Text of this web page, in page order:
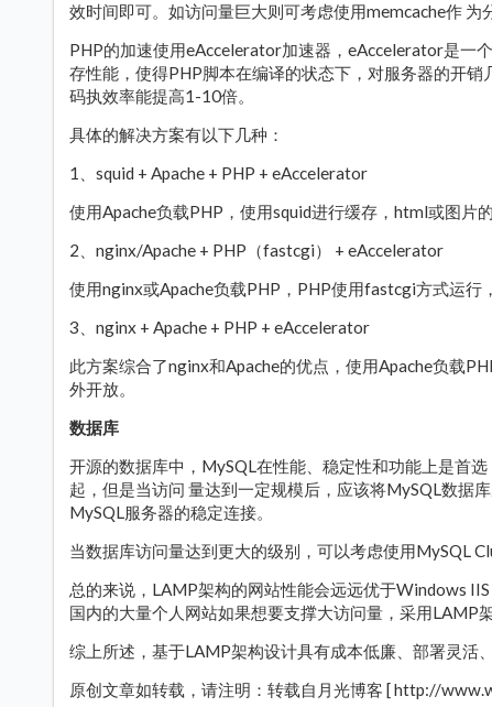
效时间即可。如访问量巨大则可考虑使用memcache作 为
PHP的加速使用eAccelerator加速器，eAccelerator是一
存性能，使得PHP脚本在编译的状态下，对服务器的开
码执效率能提高1-10倍。
具体的解决方案有以下几种：
1、squid + Apache + PHP + eAccelerator
使用Apache负载PHP，使用squid进行缓存，html或图片
2、nginx/Apache + PHP（fastcgi） + eAccelerator
使用nginx或Apache负载PHP，PHP使用fastcgi方式运行
3、nginx + Apache + PHP + eAccelerator
此方案综合了nginx和Apache的优点，使用Apache负载
外开放。
数据库
开源的数据库中，MySQL在性能、稳定性和功能上是首
起，但是当访问 量达到一定规模后，应该将MySQL数据
MySQL服务器的稳定连接。
当数据库访问量达到更大的级别，可以考虑使用MySQL
总的来说，LAMP架构的网站性能会远远优于Windows
国内的大量个人网站如果想要支撑大访问量，采用LAMP
综上所述，基于LAMP架构设计具有成本低廉、部署灵活
原创文章如转载，请注明：转载自月光博客 [ http://